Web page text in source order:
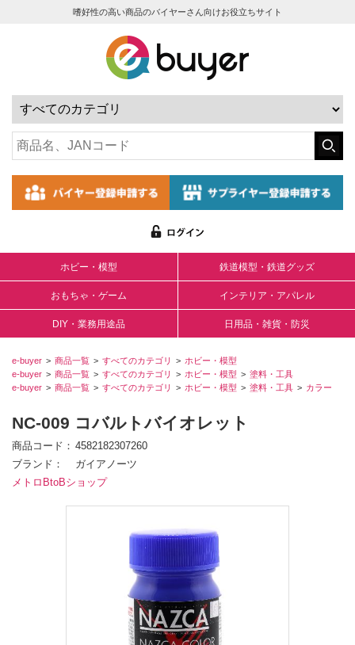
嗜好性の高い商品のバイヤーさん向けお役立ちサイト
ホビー・模型 鉄道模型・鉄道グッズ
おもちゃ・ゲーム インテリア・アパレル
DIY・業務用途品 日用品・雑貨・防災
e-buyer 商品一覧 すべてのカテゴリ
ホビー・模型
e-buyer
商品一覧 すべてのカテゴリ ホビー・模型
塗料・工具
e-buyer
商品一覧 すべてのカテゴリ ホビー・模型 塗料・工具 カラー
NC-009 コバルトバイオレット
商品コード
4582182307260
ブランド
ガイアノーツ
メトロBtoBショップ